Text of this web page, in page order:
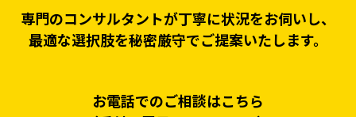
専門のコンサルタントが丁寧に状況をお伺いし、
最適な選択肢を秘密厳守でご提案いたします。
お電話でのご相談はこちら